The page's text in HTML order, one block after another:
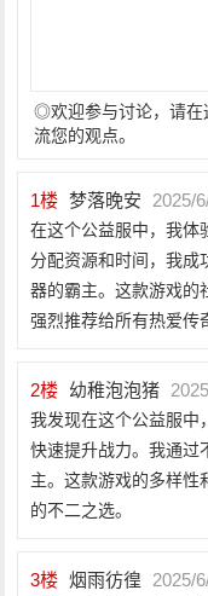
◎欢迎参与讨论，请在
流您的观点。
1楼 梦落晚安 2025/
在这个公益服中，我体
分配资源和时间，我成
器的霸主。这款游戏的
强烈推荐给所有热爱传
2楼 幼稚泡泡猪
我发现在这个公益服中
快速提升战力。我通过
主。这款游戏的多样性
的不二之选。
3楼 烟雨彷徨 2025/